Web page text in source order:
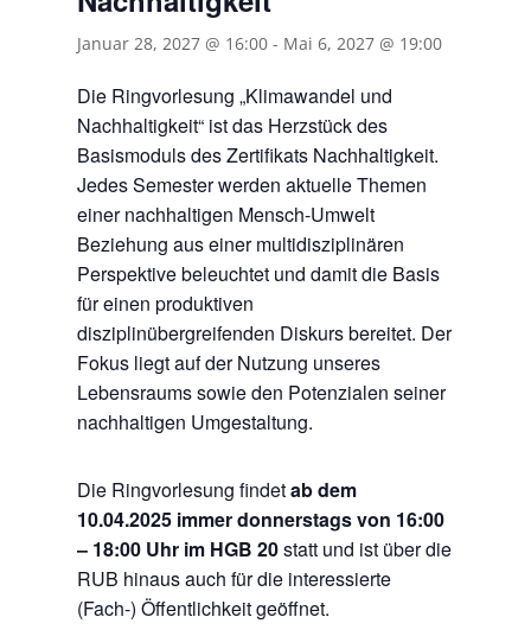
Januar 28, 2027 @ 16:00- Mai 6, 2027 @ 19:00
Die Ringvorlesung „Klimawandel und
Nachhaltigkeit“ ist das Herzstück des
Basismoduls des Zertifikats Nachhaltigkeit.
Jedes Semester werden aktuelle Themen
einer nachhaltigen Mensch-Umwelt
Beziehung aus einer multidisziplinären
Perspektive beleuchtet und damit die Basis
für einen produktiven
disziplinübergreifenden Diskurs bereitet. Der
Fokus liegt auf der Nutzung unseres
Lebensraums sowie den Potenzialen seiner
nachhaltigen Umgestaltung.
Die Ringvorlesung findetab dem
10.04.2025 immer donnerstags von 16:00
– 18:00 Uhr im HGB 20statt und ist über die
RUB hinaus auch für die interessierte
(Fach-) Öffentlichkeit geöffnet.